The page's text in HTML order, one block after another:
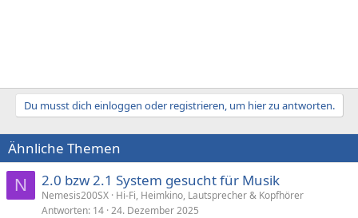
Du musst dich einloggen oder registrieren, um hier zu antworten.
Ähnliche Themen
N 2.0 bzw 2.1 System gesucht für Musik
Nemesis200SX Hi-Fi, Heimkino, Lautsprecher & Kopfhörer
Antworten 14 24. Dezember 2025